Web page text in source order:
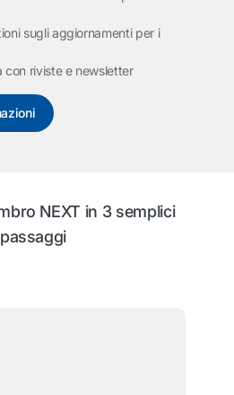
sugli aggiornamenti per i
con riviste e newsletter
NEXT in 3 semplici
passaggi